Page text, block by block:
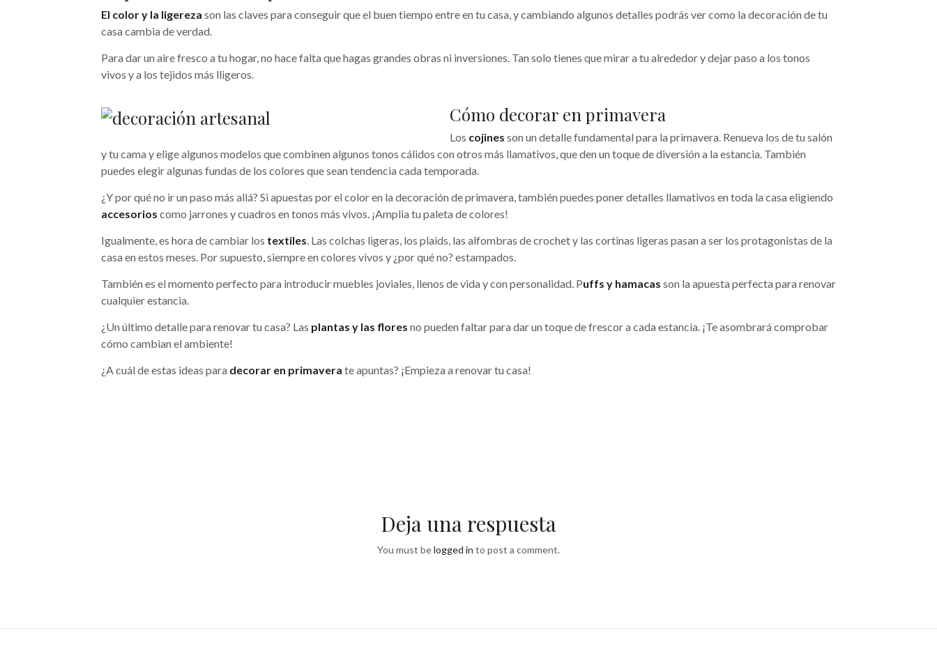
El color y la ligereza son las claves para conseguir que el buen tiempo entre en tu casa, y cambiando algunos detalles podrás ver como la decoración de tu
casa cambia de verdad.
Para dar un aire fresco a tu hogar, no hace falta que hagas grandes obras ni inversiones. Tan solo tienes que mirar a tu alrededor y dejar paso a los tonos
vivos y a los tejidos más lligeros.
Cómo decorar en primavera
Los cojines son un detalle fundamental para la primavera. Renueva los de tu salón
y tu cama y elige algunos modelos que combinen algunos tonos cálidos con otros más llamativos, que den un toque de diversión a la estancia. También
puedes elegir algunas fundas de los colores que sean tendencia cada temporada.
¿Y por qué no ir un paso más allá? Si apuestas por el color en la decoración de primavera, también puedes poner detalles llamativos en toda la casa eligiendo
accesorios como jarrones y cuadros en tonos más vivos. ¡Amplia tu paleta de colores!
Igualmente, es hora de cambiar los textiles. Las colchas ligeras, los plaids, las alfombras de crochet y las cortinas ligeras pasan a ser los protagonistas de la
casa en estos meses. Por supuesto, siempre en colores vivos y ¿por qué no? estampados.
También es el momento perfecto para introducir muebles joviales, llenos de vida y con personalidad. Puffs y hamacas son la apuesta perfecta para renovar
cualquier estancia.
¿Un último detalle para renovar tu casa? Las plantas y las flores no pueden faltar para dar un toque de frescor a cada estancia. ¡Te asombrará comprobar
cómo cambian el ambiente!
¿A cuál de estas ideas para decorar en primavera te apuntas? ¡Empieza a renovar tu casa!
Deja una respuesta
You must belogged in to post a comment.